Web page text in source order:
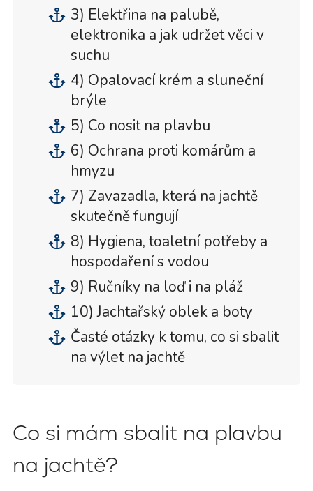
3) Elektřina na palubě,
elektronika a jak udržet věci v
suchu
4) Opalovací krém a sluneční
brýle
5) Co nosit na plavbu
6) Ochrana proti komárům a
hmyzu
7) Zavazadla, která na jachtě
skutečně fungují
8) Hygiena, toaletní potřeby a
hospodaření s vodou
9) Ručníky na loď i na pláž
10) Jachtařský oblek a boty
Časté otázky k tomu, co si sbalit
na výlet na jachtě
Co si mám sbalit na plavbu
na jachtě?